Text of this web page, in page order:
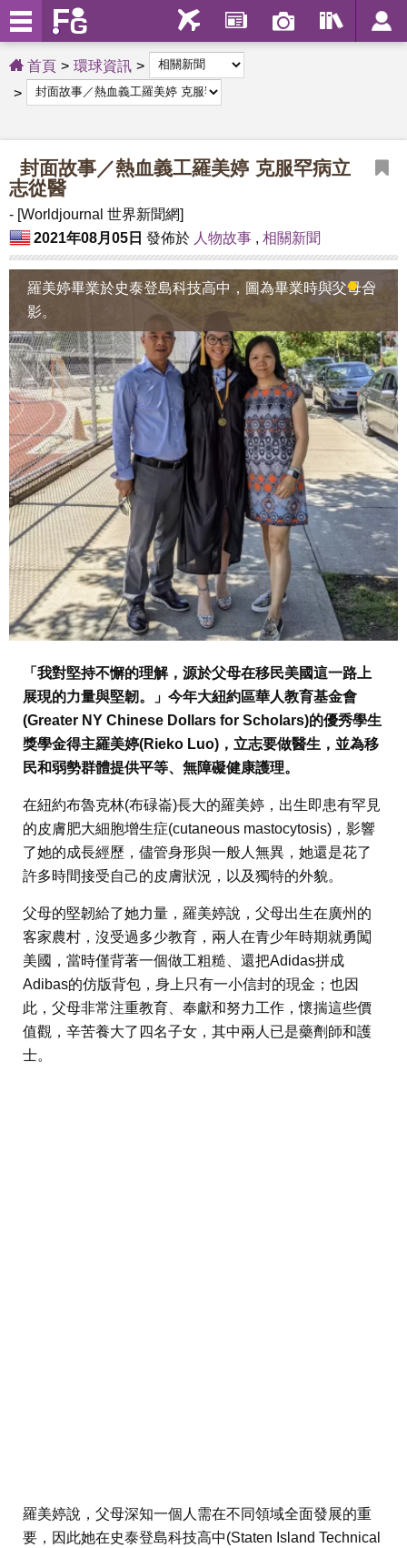
首頁 環球資訊
封面故事／熱血義工羅美婷 克服罕病立
志從醫
- [Worldjournal 世界新聞網]
2021年08月05日 發佈於 人物故事 , 相關新聞
羅美婷畢業於史泰登島科技高中，圖為畢業時與父母合
影。
1 2 3
「我對堅持不懈的理解，源於父母在移民美國這一路上
展現的力量與堅韌。」今年大紐約區華人教育基金會
(Greater NY Chinese Dollars for Scholars)的優秀學生
獎學金得主羅美婷(Rieko Luo)，立志要做醫生，並為移
民和弱勢群體提供平等、無障礙健康護理。
在紐約布魯克林(布碌崙)長大的羅美婷，出生即患有罕見
的皮膚肥大細胞增生症(cutaneous mastocytosis)，影響
了她的成長經歷，儘管身形與一般人無異，她還是花了
許多時間接受自己的皮膚狀況，以及獨特的外貌。
父母的堅韌給了她力量，羅美婷說，父母出生在廣州的
客家農村，沒受過多少教育，兩人在青少年時期就勇闖
美國，當時僅背著一個做工粗糙、還把Adidas拼成
Adibas的仿版背包，身上只有一小信封的現金；也因
此，父母非常注重教育、奉獻和努力工作，懷揣這些價
值觀，辛苦養大了四名子女，其中兩人已是藥劑師和護
士。
羅美婷說，父母深知一個人需在不同領域全面發展的重
要，因此她在史泰登島科技高中(Staten Island Technical